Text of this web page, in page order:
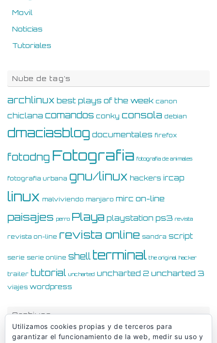
Movil
Noticias
Tutoriales
Nube de tag’s
archlinux best plays of the week canon
chiclana comandos conky consola debian
dmaciasblog documentales firefox
fotodng Fotografia fotografia de animales
fotografia urbana gnu/linux hackers ircap
linux malviviendo manjaro mirc on-line
paisajes perro Playa playstation ps3 revista
revista on-line revista online sandra script
serie serie online shell terminal the original hacker
trailer tutorial uncharted uncharted 2 uncharted 3
viajes wordpress
Archivos
Archivos
Utilizamos cookies propias y de terceros para
garantizar el funcionamiento de la web, medir su uso y